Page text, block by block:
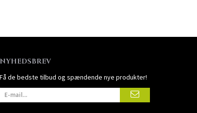
NYHEDSBREV
Få de bedste tilbud og spændende nye produkter!